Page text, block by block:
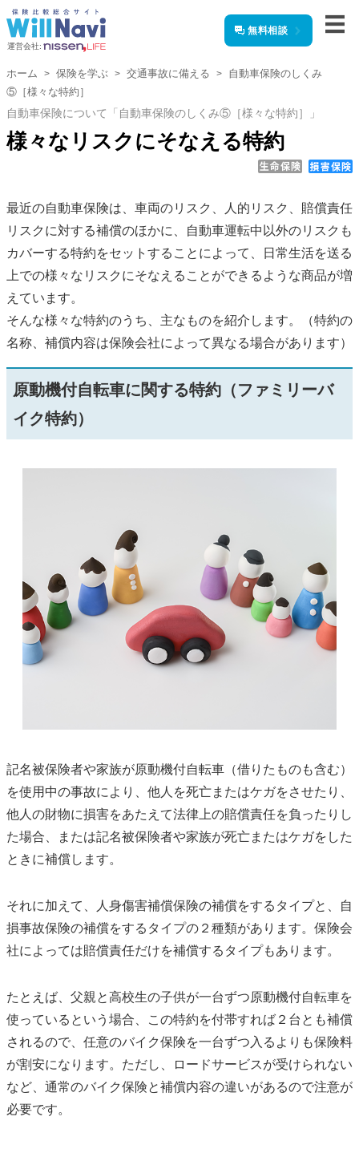
運営会社:
無料相談
ホーム 保険を学ぶ 交通事故に備える
自動車保険のしくみ
⑤［様々な特約］
自動車保険について「自動車保険のしくみ⑤［様々な特約］」
様々なリスクにそなえる特約
最近の自動車保険は、車両のリスク、人的リスク、賠償責任
リスクに対する補償のほかに、自動車運転中以外のリスクも
カバーする特約をセットすることによって、日常生活を送る
上での様々なリスクにそなえることができるような商品が増
えています。
そんな様々な特約のうち、主なものを紹介します。（特約の
名称、補償内容は保険会社によって異なる場合があります）
原動機付自転車に関する特約（ファミリーバ
イク特約）
記名被保険者や家族が原動機付自転車（借りたものも含む）
を使用中の事故により、他人を死亡またはケガをさせたり、
他人の財物に損害をあたえて法律上の賠償責任を負ったりし
た場合、または記名被保険者や家族が死亡またはケガをした
ときに補償します。
それに加えて、人身傷害補償保険の補償をするタイプと、自
損事故保険の補償をするタイプの２種類があります。保険会
社によっては賠償責任だけを補償するタイプもあります。
たとえば、父親と高校生の子供が一台ずつ原動機付自転車を
使っているという場合、この特約を付帯すれば２台とも補償
されるので、任意のバイク保険を一台ずつ入るよりも保険料
が割安になります。ただし、ロードサービスが受けられない
など、通常のバイク保険と補償内容の違いがあるので注意が
必要です。